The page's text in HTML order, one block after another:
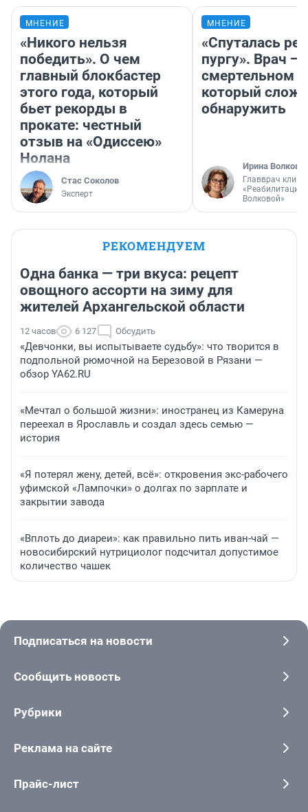
МНЕНИЕ
«Никого нельзя
победить». О чем
главный блокбастер
этого года, который
бьет рекорды в
прокате: честный
отзыв на «Одиссею»
Нолана
Стас Соколов
Эксперт
МНЕНИЕ
«Спуталась
пургу». Врач —
смертельном
который
обнаружить
Ирина Волкова
Главврач
«Реабилитация
Волковой»
РЕКОМЕНДУЕМ
Одна банка — три вкуса: рецепт
овощного ассорти на зиму для
жителей Архангельской области
12 часов 6 127 Обсудить
«Девчонки, вы испытываете судьбу»: что творится в
подпольной рюмочной на Березовой в Рязани —
обзор YA62.RU
«Мечтал о большой жизни»: иностранец из Камеруна
переехал в Ярославль и создал здесь семью —
история
«Я потерял жену, детей, всё»: откровения экс-рабочего
уфимской «Лампочки» о долгах по зарплате и
закрытии завода
«Вплоть до диареи»: как правильно пить иван-чай —
новосибирский нутрициолог подсчитал допустимое
количество чашек
Подписаться на новости
Сообщить новость
Рубрики
Реклама на сайте
Прайс-лист